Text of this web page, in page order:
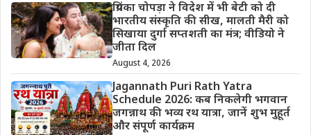
प्रियंका चोपड़ा ने विदेश में भी बेटी को दी
भारतीय संस्कृति की सीख, मालती मैरी को
सिखाया दुर्गा सप्तशती का मंत्र; वीडियो ने
जीता दिल
August 4, 2026
Jagannath Puri Rath Yatra
Schedule 2026: कब निकलेगी भगवान
जगन्नाथ की भव्य रथ यात्रा, जानें शुभ मुहूर्त
और संपूर्ण कार्यक्रम